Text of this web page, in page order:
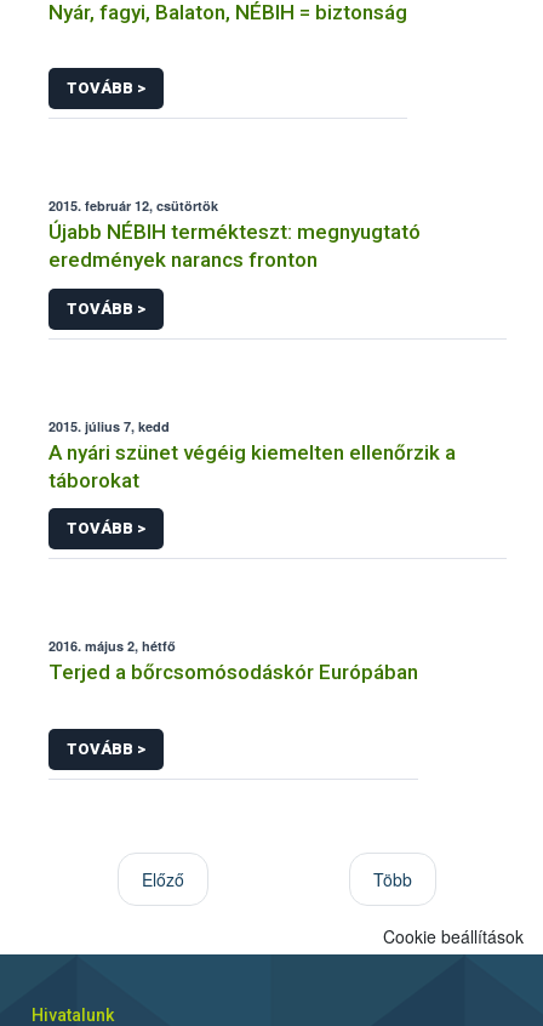
Nyár, fagyi, Balaton, NÉBIH = biztonság
TOVÁBB >
2015. február 12, csütörtök
Újabb NÉBIH termékteszt: megnyugtató
eredmények narancs fronton
TOVÁBB >
2015. július 7, kedd
A nyári szünet végéig kiemelten ellenőrzik a
táborokat
TOVÁBB >
2016. május 2, hétfő
Terjed a bőrcsomósodáskór Európában
TOVÁBB >
Előző Több
Cookie beállítások
Hivatalunk